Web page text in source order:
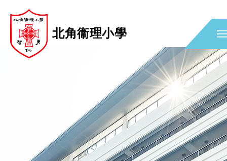
北角衞理小學